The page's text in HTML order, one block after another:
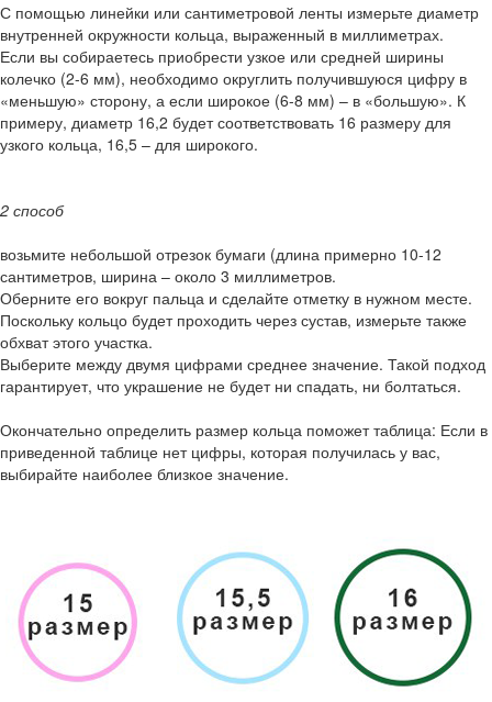
С помощью линейки или сантиметровой ленты измерьте диаметр
внутренней окружности кольца, выраженный в миллиметрах.
Если вы собираетесь приобрести узкое или средней ширины
колечко (2-6 мм), необходимо округлить получившуюся цифру в
«меньшую» сторону, а если широкое (6-8 мм) – в «большую». К
примеру, диаметр 16,2 будет соответствовать 16 размеру для
узкого кольца, 16,5 – для широкого.
2 способ
возьмите небольшой отрезок бумаги (длина примерно 10-12
сантиметров, ширина – около 3 миллиметров.
Оберните его вокруг пальца и сделайте отметку в нужном месте.
Поскольку кольцо будет проходить через сустав, измерьте также
обхват этого участка.
Выберите между двумя цифрами среднее значение. Такой подход
гарантирует, что украшение не будет ни спадать, ни болтаться.
Окончательно определить размер кольца поможет таблица: Если в
приведенной таблице нет цифры, которая получилась у вас,
выбирайте наиболее близкое значение.